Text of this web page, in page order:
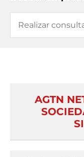
AGTN